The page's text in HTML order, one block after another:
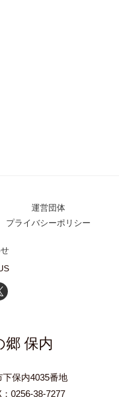
運営団体
プライバシーポリシー
郷 保内
下保内4035番地
0256-38-7277